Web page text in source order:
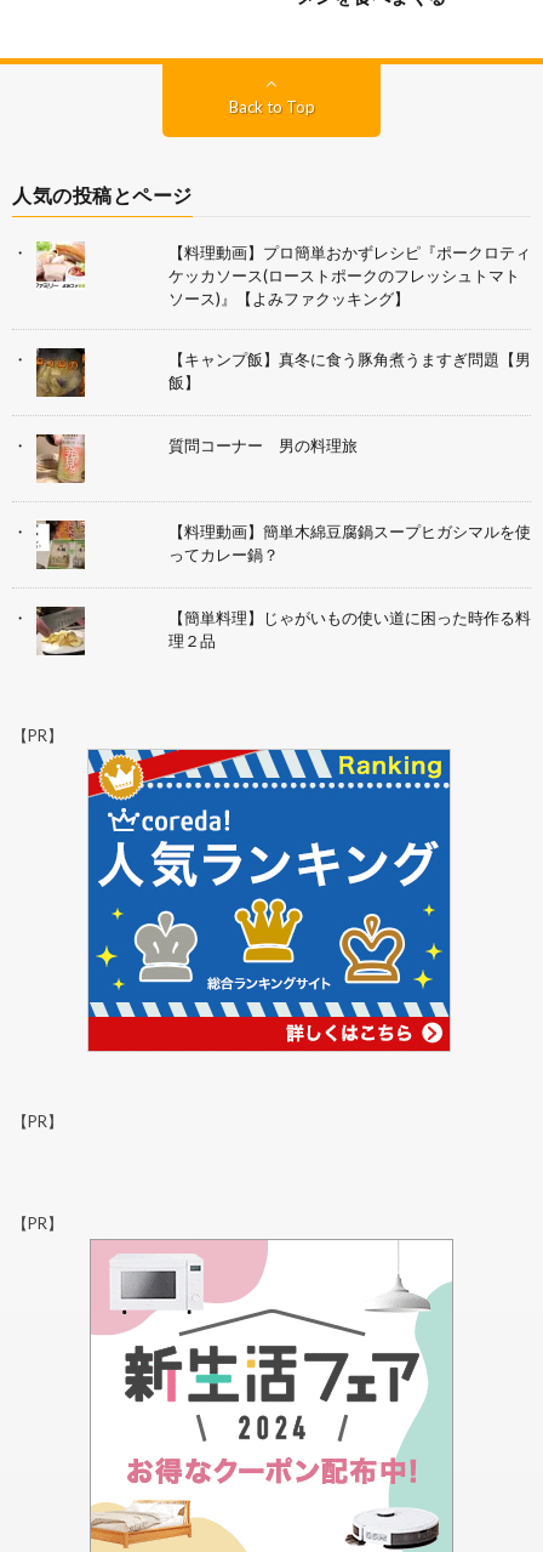
Back to Top
人気の投稿とページ
【料理動画】プロ簡単おかずレシピ『ポークロティ
ケッカソース(ローストポークのフレッシュトマト
ソース)』【よみファクッキング】
【キャンプ飯】真冬に食う豚角煮うますぎ問題【男
飯】
質問コーナー 男の料理旅
【料理動画】簡単木綿豆腐鍋スープヒガシマルを使
ってカレー鍋？
【簡単料理】じゃがいもの使い道に困った時作る料
理２品
【PR】
【PR】
【PR】